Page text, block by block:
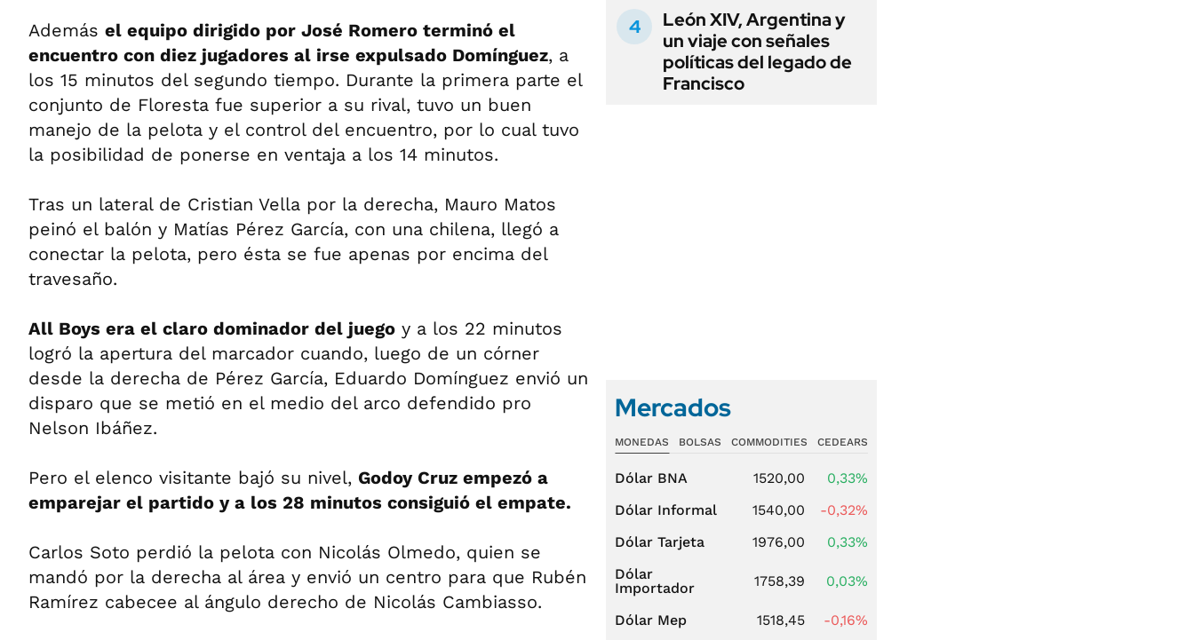
Además el equipo dirigido por José Romero terminó el
encuentro con diez jugadores al irse expulsado Domínguez, a
los 15 minutos del segundo tiempo. Durante la primera parte el
conjunto de Floresta fue superior a su rival, tuvo un buen
manejo de la pelota y el control del encuentro, por lo cual tuvo
la posibilidad de ponerse en ventaja a los 14 minutos.
Tras un lateral de Cristian Vella por la derecha, Mauro Matos
peinó el balón y Matías Pérez García, con una chilena, llegó a
conectar la pelota, pero ésta se fue apenas por encima del
travesaño.
All Boys era el claro dominador del juego y a los 22 minutos
logró la apertura del marcador cuando, luego de un córner
desde la derecha de Pérez García, Eduardo Domínguez envió un
disparo que se metió en el medio del arco defendido pro
Nelson Ibáñez.
Pero el elenco visitante bajó su nivel, Godoy Cruz empezó a
emparejar el partido y a los 28 minutos consiguió el empate.
Carlos Soto perdió la pelota con Nicolás Olmedo, quien se
mandó por la derecha al área y envió un centro para que Rubén
Ramírez cabecee al ángulo derecho de Nicolás Cambiasso.
León XIV, Argentina y
un viaje con señales
políticas del legado de
Francisco
Mercados
MONEDAS BOLSAS COMMODITIES CEDEARS
Dólar BNA 1520,00
0,33%
Dólar Informal
1540,00
-0,32%
Dólar Tarjeta
1976,00
0,33%
Dólar
Importador
1758,39 0,03%
Dólar Mep 1518,45
-0,16%